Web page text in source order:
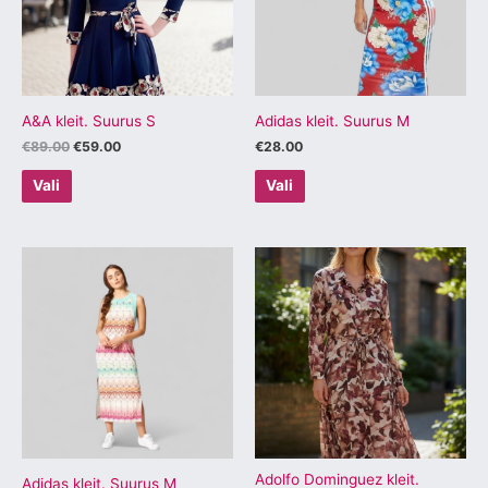
A&A kleit. Suurus S
€89.00 €59.00
Vali
varianti.
Valikuid
saab
teha
tootelehel.
Adidas kleit. Suurus M
€28.00
Vali
varianti.
Valikuid
tootelehel.
Adidas kleit. Suurus M
tootel
mitu
varianti.
Valikuid
saab
tootelehel.
Adolfo Dominguez kleit.
Sellel
tootel
on
mitu
varianti.
Valikuid
saab
teha
tootelehel.